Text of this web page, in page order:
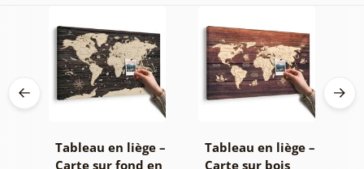
Tableau en liège –
Carte sur fond en
Tableau en liège –
Carte sur bois